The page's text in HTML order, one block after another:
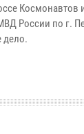
Космонавтов
России по г.
дело.